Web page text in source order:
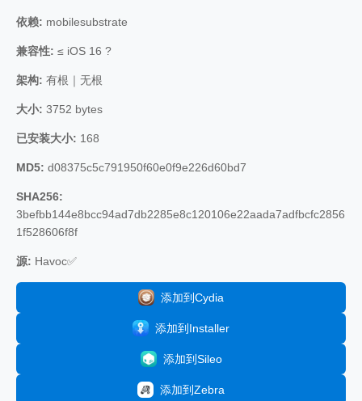
依赖: mobilesubstrate
兼容性: ≤ iOS 16 ?
架构: 有根｜无根
大小: 3752 bytes
已安装大小: 168
MD5: d08375c5c791950f60e0f9e226d60bd7
SHA256:
3befbb144e8bcc94ad7db2285e8c120106e22aada7adfbcfc2856
1f528606f8f
源: Havoc✅
添加到Cydia
添加到Installer
添加到Sileo
添加到Zebra